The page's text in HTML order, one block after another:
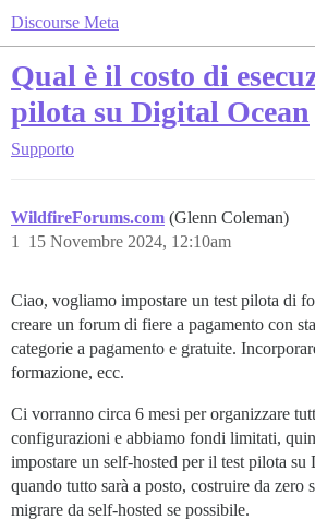
Discourse Meta
Qual è il costo di
pilota su Digital Ocean
Supporto
WildfireForums.com (Glenn Coleman)
15 Novembre 2024, 12:10am
1
Ciao, vogliamo impostare un test pilota di
creare un forum di fiere a pagamento con
categorie a pagamento e gratuite.
formazione, ecc.
Ci vorranno circa 6 mesi per organizzare
configurazioni e abbiamo fondi limitati,
impostare un self-hosted per il test pilota
quando tutto sarà a posto, costruire da zero
migrare da self-hosted se possibile.